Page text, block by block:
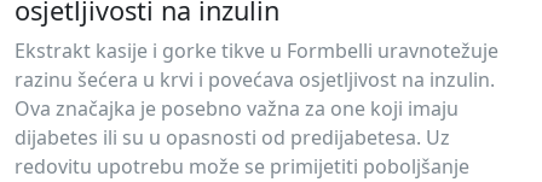
osjetljivosti na inzulin
Ekstrakt kasije i gorke tikve u Formbelli uravnotežuje
razinu šećera u krvi i povećava osjetljivost na inzulin.
Ova značajka je posebno važna za one koji imaju
dijabetes ili su u opasnosti od predijabetesa. Uz
redovitu upotrebu može se primijetiti poboljšanje